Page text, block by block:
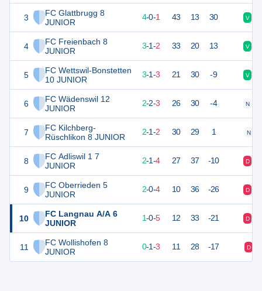
3
FC Glattbrugg 8
JUNIOR
4
FC Freienbach 8
JUNIOR
5
FC Wettswil-Bonstetten
10 JUNIOR
6
FC Wädenswil 12
JUNIOR
7
FC Kilchberg-
Rüschlikon 8 JUNIOR
8
FC Adliswil 1 7
JUNIOR
9
FC Oberrieden 5
JUNIOR
10
FC Langnau A/A 6
JUNIOR
11
FC Wollishofen 8
JUNIOR
12 4-0-1 43 13 30 V
10 3-1-2 33 20 13 V
10 7 3-1-3 21 30 -9 V
8 2-2-3 26 30 -4 N
7 5 2-1-2 30 29 1 N
2-1-4 27 37 -10 D
6 2-0-4 10 36 -26 D
3 1-0-5 12 33 -21 D
1 0-1-3 11 28 -17 D